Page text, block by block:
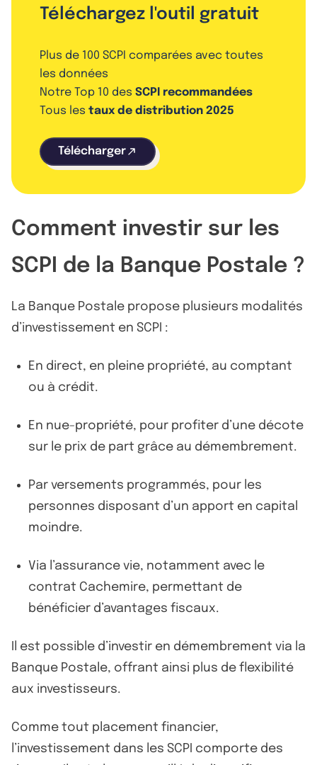
Téléchargez l'outil gratuit
Plus de 100 SCPI comparées avec toutes
les données
Notre Top 10 des SCPI recommandées
Tous les taux de distribution 2025
Télécharger
Comment investir sur les
SCPI de la Banque Postale ?
La Banque Postale propose plusieurs modalités
d’investissement en SCPI :
En direct, en pleine propriété, au comptant
ou à crédit.
En nue-propriété, pour profiter d’une décote
sur le prix de part grâce au démembrement.
Par versements programmés, pour les
personnes disposant d’un apport en capital
moindre.
Via l’assurance vie, notamment avec le
contrat Cachemire, permettant de
bénéficier d’avantages fiscaux.
Il est possible d’investir en démembrement via la
Banque Postale, offrant ainsi plus de flexibilité
aux investisseurs.
Comme tout placement financier,
l’investissement dans les SCPI comporte des